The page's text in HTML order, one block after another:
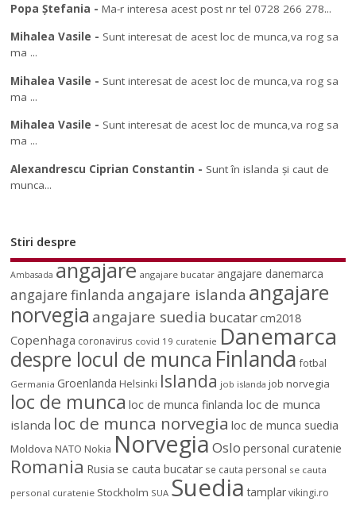
Popa Ștefania -Ma-r interesa acest post nr tel 0728 266 278...
Mihalea Vasile - Sunt interesat de acest loc de munca,va rog sa
ma ...
Mihalea Vasile - Sunt interesat de acest loc de munca,va rog sa
ma ...
Mihalea Vasile - Sunt interesat de acest loc de munca,va rog sa
ma ...
Alexandrescu Ciprian Constantin - Sunt în islanda și caut de
munca...
Stiri despre
Ambasada angajare angajare bucatar angajare danemarca
angajare finlanda angajare islanda angajare
norvegia angajare suedia bucatarcm2018
Copenhaga coronavirus covid 19 curatenie Danemarca
despre locul de munca Finlanda fotbal
Germania Groenlanda Helsinki Islanda job islanda job norvegia
loc de munca loc de munca finlanda loc de munca
islanda loc de munca norvegia loc de munca suedia
Moldova NATO Nokia NorvegiaOslo personal curatenie
Romania Rusia se cauta bucatar se cauta personal se cauta
personal curatenie Stockholm SUA Suedia tamplar vikingi.ro